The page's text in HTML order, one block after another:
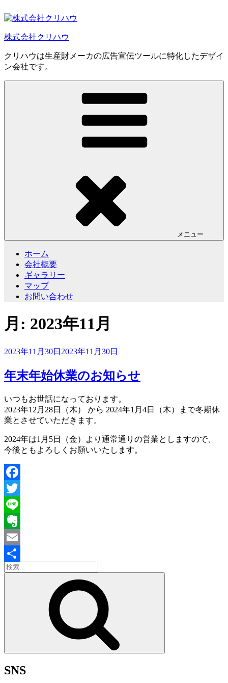
ン
ン
ツ
へ
ス
キ
株式会社クリハウ
クリハウは生産財メーカの広告宣伝ツールに特化したデザイ
ン会社です。
メニュー
ホーム
会社概要
ギャラリー
マップ
お問い合わせ
月: 2023年11月
投
日:
2023年11月30日 2023年11月30日
年末年始休業のお知らせ
いつもお世話になっております。
2023年12月28日（木） から 2024年1月4日（木）まで冬期休
業とさせていただきます。
2024年は1月5日（金）より通常通りの営業としますので、
今後ともよろしくお願いいたします。
Facebook
Twitter
Line
Evernote
Email
共
検
索:
SNS